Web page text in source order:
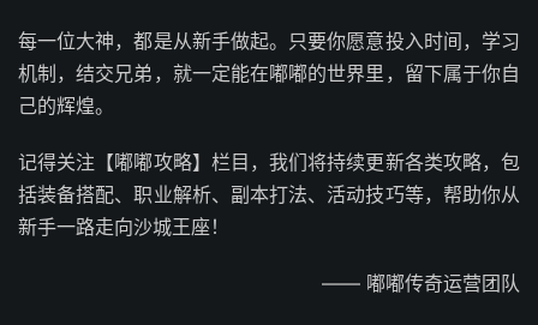
每一位大神，都是从新手做起。只要你愿意投入时间，学习
机制，结交兄弟，就一定能在嘟嘟的世界里，留下属于你自
己的辉煌。
记得关注【嘟嘟攻略】栏目，我们将持续更新各类攻略，包
括装备搭配、职业解析、副本打法、活动技巧等，帮助你从
新手一路走向沙城王座！
—— 嘟嘟传奇运营团队